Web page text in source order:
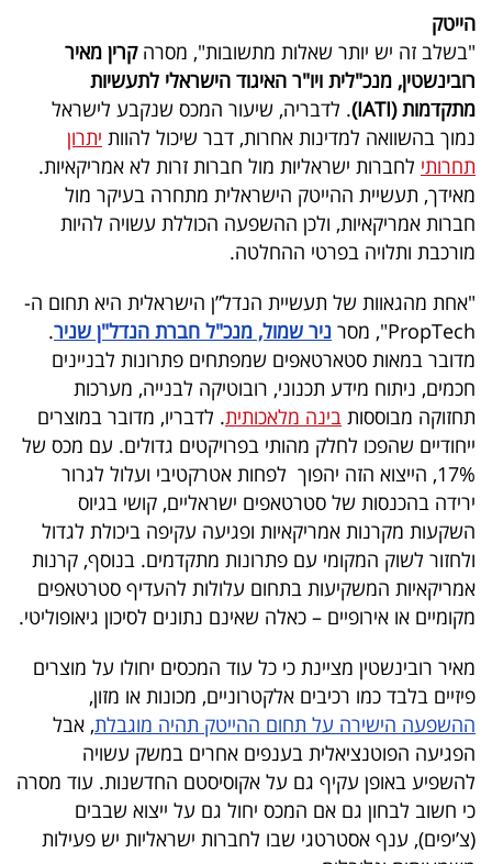
שיתופי
פעולה
דרושים
ניוזלטרים
מייל
אדום
פרסמו
באייס
עקבו
אחרינו:
הייטק
"בשלב זה יש יותר שאלות מתשובות", מסרהקרין מאיר
רובינשטין, מנכ"לית ויו"ר האיגוד הישראלי לתעשיות
מתקדמות (IATI)
. לדבריה, שיעור המכס שנקבע לישראל
נמוך בהשוואה למדינות אחרות, דבר שיכול להוות יתרון
תחרותי לחברות ישראליות מול חברות זרות לא אמריקאיות.
מאידך, תעשיית ההייטק הישראלית מתחרה בעיקר מול
חברות אמריקאיות, ולכן ההשפעה הכוללת עשויה להיות
מורכבת ותלויה בפרטי ההחלטה.
"אחת מהגאוות של תעשיית הנדל”ן הישראלית היא תחום ה-
PropTech", מסר
ניר שמול, מנכ"ל חברת הנדל"ן שניר.
מדובר במאות סטארטאפים שמפתחים פתרונות לבניינים
חכמים, ניתוח מידע תכנוני, רובוטיקה לבנייה, מערכות
תחזוקה מבוססות בינה מלאכותית. לדבריו, מדובר במוצרים
ייחודיים שהפכו לחלק מהותי בפרויקטים גדולים. עם מכס של
17%, הייצוא הזה יהפוך לפחות אטרקטיבי ועלול לגרור
ירידה בהכנסות של סטרטאפים ישראליים, קושי בגיוס
השקעות מקרנות אמריקאיות ופגיעה עקיפה ביכולת לגדול
ולחזור לשוק המקומי עם פתרונות מתקדמים. בנוסף, קרנות
אמריקאיות המשקיעות בתחום עלולות להעדיף סטרטאפים
מקומיים או אירופיים – כאלה שאינם נתונים לסיכון גיאופוליטי.
מאיר רובינשטין מציינת כי כל עוד המכסים יחולו על מוצרים
פיזיים בלבד כמו רכיבים אלקטרוניים, מכונות או מזון,
ההשפעה הישירה על תחום ההייטק תהיה מוגבלת, אבל
הפגיעה הפוטנציאלית בענפים אחרים במשק עשויה
להשפיע באופן עקיף גם על אקוסיסטם החדשנות. עוד מסרה
כי חשוב לבחון גם אם המכס יחול גם על ייצוא שבבים
(צ’יפים), ענף אסטרטגי שבו לחברות ישראליות יש פעילות